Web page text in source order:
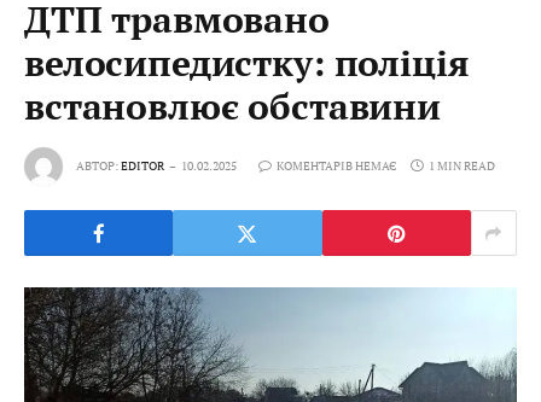
ДТП травмовано
велосипедистку: поліція
встановлює обставини
АВТОР:EDITOR 10.02.2025 КОМЕНТАРІВ НЕМАЄ 1 MIN READ